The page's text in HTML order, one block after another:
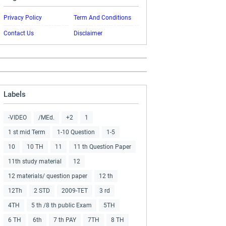
Privacy Policy Term And Conditions
Contact Us Disclaimer
Labels
-VIDEO /MEd. +2 1
1 st mid Term 1-10 Question 1-5
10 10 TH 11 11 th Question Paper
11th study material 12
12 materials/ question paper 12 th
12Th 2 STD 2009-TET 3 rd
4TH 5 th /8 th public Exam 5TH
6 TH 6th 7 th PAY 7TH 8 TH